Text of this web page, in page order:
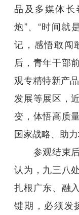
品及多媒体长
炮”、“时间就
记，感悟敢闯
后，青年干部
观专精特新产
发展等展区，
变，体悟高质
国家战略、助
参观结束后
认为，九三八
扎根广东、融
键期，必须发